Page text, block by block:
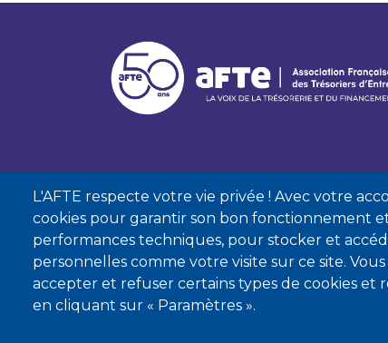
L'AFTE respecte votre vie privée ! Avec votre
cookies pour garantir son bon fonctionnement
performances techniques, pour stocker et
personnelles comme votre visite sur ce site.
accepter et refuser certains types de cookies
en cliquant sur « Paramètres ».